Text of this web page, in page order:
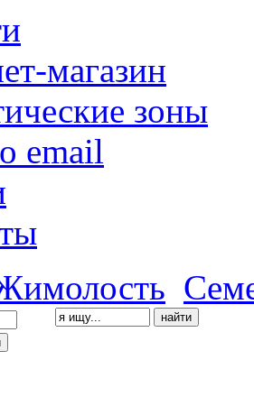
магазин
зоны
email